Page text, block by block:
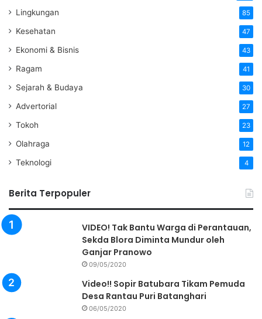
Lingkungan 85
Kesehatan 47
Ekonomi & Bisnis 43
Ragam 41
Sejarah & Budaya 30
Advertorial 27
Tokoh 23
Olahraga 12
Teknologi 4
Berita Terpopuler
VIDEO! Tak Bantu Warga di Perantauan,
Sekda Blora Diminta Mundur oleh
Ganjar Pranowo
09/05/2020
Video!! Sopir Batubara Tikam Pemuda
Desa Rantau Puri Batanghari
06/05/2020